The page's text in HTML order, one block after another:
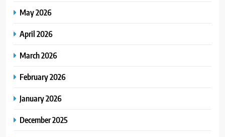
May 2026
April 2026
March 2026
February 2026
January 2026
December 2025